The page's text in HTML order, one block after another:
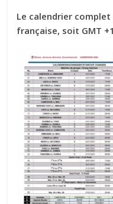
Le calendrier complet
française, soit GMT